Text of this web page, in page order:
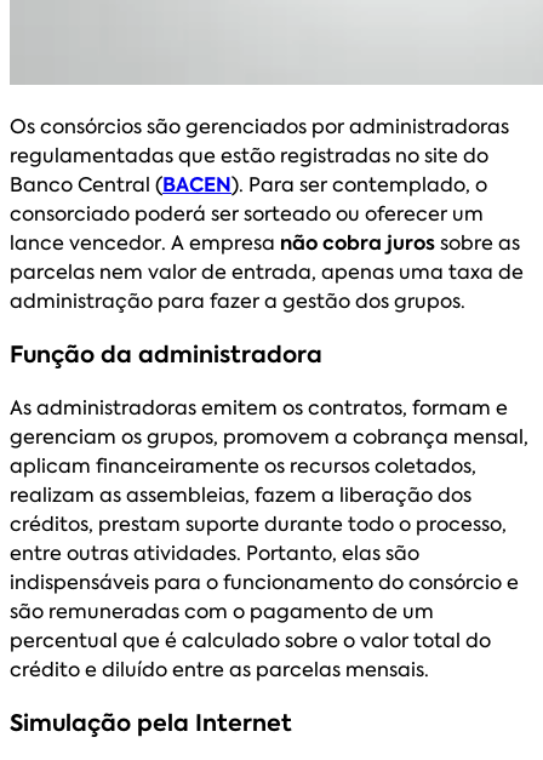
Os consórcios são gerenciados por administradoras
regulamentadas que estão registradas no site do
Banco Central (BACEN). Para ser contemplado, o
consorciado poderá ser sorteado ou oferecer um
lance vencedor. A empresa não cobra jurossobre as
parcelas nem valor de entrada, apenas uma taxa de
administração para fazer a gestão dos grupos.
Função da administradora
As administradoras emitem os contratos, formam e
gerenciam os grupos, promovem a cobrança mensal,
aplicam financeiramente os recursos coletados,
realizam as assembleias, fazem a liberação dos
créditos, prestam suporte durante todo o processo,
entre outras atividades. Portanto, elas são
indispensáveis para o funcionamento do consórcio e
são remuneradas com o pagamento de um
percentual que é calculado sobre o valor total do
crédito e diluído entre as parcelas mensais.
Simulação pela Internet